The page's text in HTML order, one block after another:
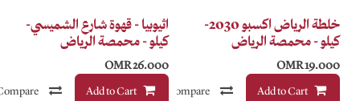
Compare إضافة إلى قائمة الأمنيات
اثيوبيا - قهوة شارع الشميسي-
كيلو - محمصة الرياض
26.000
Add to Cart
Compare إضافة إلى قائمة الأمنيات